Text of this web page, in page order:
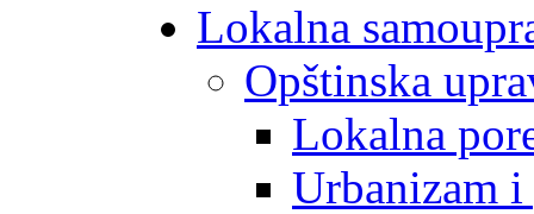
Lokalna
Opštinska
Lokalna
Urbanizam